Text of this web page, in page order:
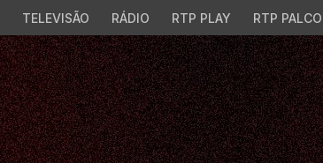
TELEVISÃO RÁDIO RTP PLAY RTP PALCO